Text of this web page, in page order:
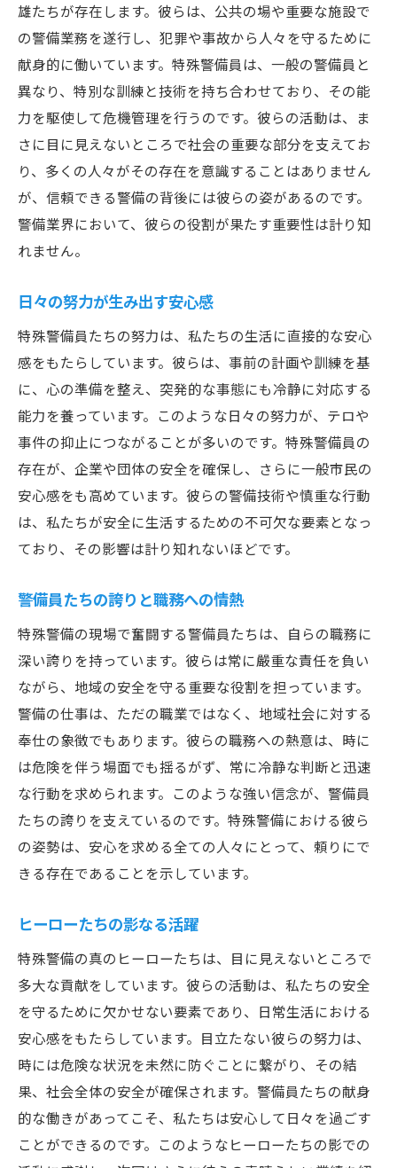
雄たちが存在します。彼らは、公共の場や重要な施設で
の警備業務を遂行し、犯罪や事故から人々を守るために
献身的に働いています。特殊警備員は、一般の警備員と
異なり、特別な訓練と技術を持ち合わせており、その能
力を駆使して危機管理を行うのです。彼らの活動は、ま
さに目に見えないところで社会の重要な部分を支えてお
り、多くの人々がその存在を意識することはありません
が、信頼できる警備の背後には彼らの姿があるのです。
警備業界において、彼らの役割が果たす重要性は計り知
れません。
日々の努力が生み出す安心感
特殊警備員たちの努力は、私たちの生活に直接的な安心
感をもたらしています。彼らは、事前の計画や訓練を基
に、心の準備を整え、突発的な事態にも冷静に対応する
能力を養っています。このような日々の努力が、テロや
事件の抑止につながることが多いのです。特殊警備員の
存在が、企業や団体の安全を確保し、さらに一般市民の
安心感をも高めています。彼らの警備技術や慎重な行動
は、私たちが安全に生活するための不可欠な要素となっ
ており、その影響は計り知れないほどです。
警備員たちの誇りと職務への情熱
特殊警備の現場で奮闘する警備員たちは、自らの職務に
深い誇りを持っています。彼らは常に嚴重な責任を負い
ながら、地域の安全を守る重要な役割を担っています。
警備の仕事は、ただの職業ではなく、地域社会に対する
奉仕の象徴でもあります。彼らの職務への熱意は、時に
は危険を伴う場面でも揺るがず、常に冷静な判断と迅速
な行動を求められます。このような強い信念が、警備員
たちの誇りを支えているのです。特殊警備における彼ら
の姿勢は、安心を求める全ての人々にとって、頼りにで
きる存在であることを示しています。
ヒーローたちの影なる活躍
特殊警備の真のヒーローたちは、目に見えないところで
多大な貢献をしています。彼らの活動は、私たちの安全
を守るために欠かせない要素であり、日常生活における
安心感をもたらしています。目立たない彼らの努力は、
時には危険な状況を未然に防ぐことに繋がり、その結
果、社会全体の安全が確保されます。警備員たちの献身
的な働きがあってこそ、私たちは安心して日々を過ごす
ことができるのです。このようなヒーローたちの影での